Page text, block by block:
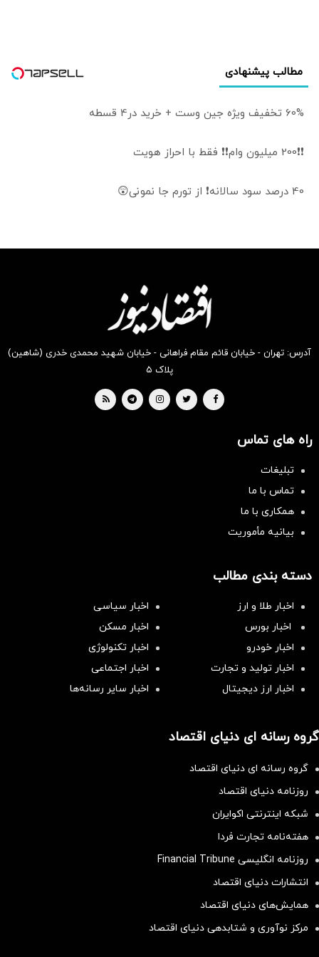
مطالب پیشنهادی
60% تخفیف ویژه جین وست + خرید در4 قسطه
❗❗200 میلیون وام❗❗ فقط با احراز هویت
40 درصد سود سالانه❗ از تورم جا نمونی😲
آدرس: تهران - خیابان قائم مقام فراهانی - خیابان شهید محمدی خدری (شاهین)
پلاک ۵
راه های تماس
تبلیغات
تماس با ما
همکاری با ما
بیانیه مأموریت
دسته بندی مطالب
اخبار طلا و ارز
اخبار سیاسی
اخبار بورس
اخبار مسکن
اخبار خودرو
اخبار تکنولوژی
اخبار تولید و تجارت
اخبار اجتماعی
اخبار ارز دیجیتال
اخبار سایر رسانه‌‌ها
گروه رسانه ای دنیای اقتصاد
گروه رسانه ای دنیای اقتصاد
روزنامه دنیای اقتصاد
شبکه اینترنتی اکوایران
هفته‌نامه تجارت فردا
روزنامه انگلیسی Financial Tribune
انتشارات دنیای اقتصاد
همایش‌های دنیای اقتصاد
مرکز نوآوری و شتابدهی دنیای اقتصاد